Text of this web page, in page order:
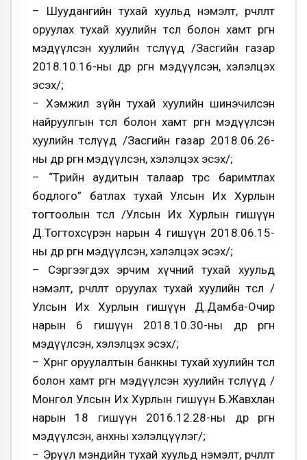
– Шуудангийн тухай хуульд нэмэлт, өөрчлөлт
оруулах тухай хуулийн төсөл болон хамт өргөн
мэдүүлсэн хуулийн төслүүд /Засгийн газар
2018.10.16-ны өдөр өргөн мэдүүлсэн, хэлэлцэх
эсэх/;
– Хэмжил зүйн тухай хуулийн шинэчилсэн
найруулгын төсөл болон хамт өргөн мэдүүлсэн
хуулийн төслүүд /Засгийн газар 2018.06.26-
ны өдөр өргөн мэдүүлсэн, хэлэлцэх эсэх/;
– “Төрийн аудитын талаар төрөөс баримтлах
бодлого” батлах тухай Улсын Их Хурлын
тогтоолын төсөл /Улсын Их Хурлын гишүүн
Д.Тогтохсүрэн нарын 4 гишүүн 2018.06.15-
ны өдөр өргөн мэдүүлсэн, хэлэлцэх эсэх/;
– Сэргээгдэх эрчим хүчний тухай хуульд
нэмэлт, өөрчлөлт оруулах тухай хуулийн төсөл /
Улсын Их Хурлын гишүүн Д.Дамба-Очир
нарын 6 гишүүн 2018.10.30-ны өдөр өргөн
мэдүүлсэн, хэлэлцэх эсэх/;
– Хөрөнгө оруулалтын банкны тухай хуулийн төсөл
болон хамт өргөн мэдүүлсэн хуулийн төслүүд /
Монгол Улсын Их Хурлын гишүүн Б.Жавхлан
нарын 18 гишүүн 2016.12.28-ны өдөр өргөн
мэдүүлсэн, анхны хэлэлцүүлэг/;
– Эрүүл мэндийн тухай хуульд нэмэлт, өөрчлөлт